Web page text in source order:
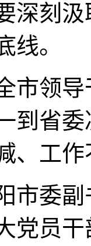
刻汲
线。
领导
到省
、工作
委副
党员